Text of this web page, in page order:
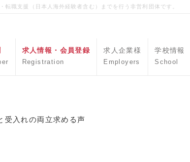
職支援（日本人海外経験者含む）までを行う非営利団体です。
求人情報・会員登録
Registration
求人企業様
Employers
学校情報
School
受入れの両立求める声